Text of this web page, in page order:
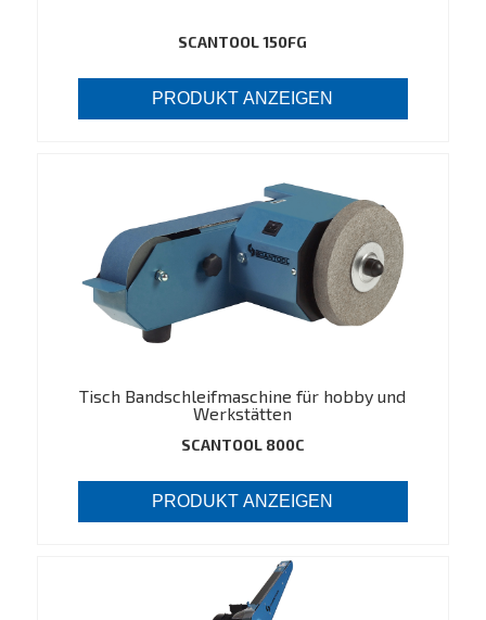
SCANTOOL 150FG
PRODUKT ANZEIGEN
Tisch Bandschleifmaschine für hobby und
Werkstätten
SCANTOOL 800C
PRODUKT ANZEIGEN